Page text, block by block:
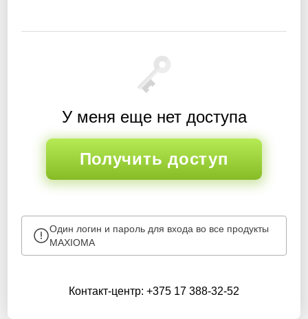
У меня еще нет доступа
Получить доступ
Один логин и пароль для входа во все продукты
MAXIOMA
Контакт-центр: +375 17 388-32-52